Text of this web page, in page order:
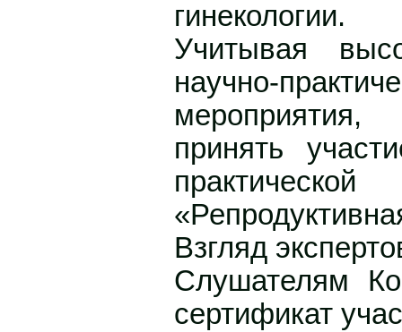
гинекологии.
Учитывая
научно-
принять
Взгляд
Слушателям
сертификат